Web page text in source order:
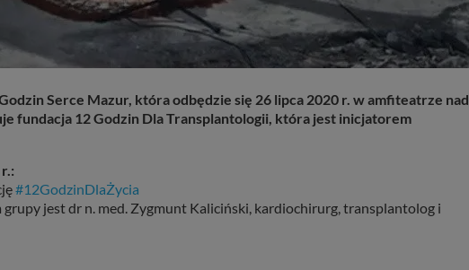
Serce Mazur, która odbędzie się 26 lipca 2020 r. w amfiteatrze nad
fundacja 12 Godzin Dla Transplantologii, która jest inicjatorem
#12GodzinDlaŻycia
grupy jest dr n. med. Zygmunt Kaliciński, kardiochirurg, transplantolog i